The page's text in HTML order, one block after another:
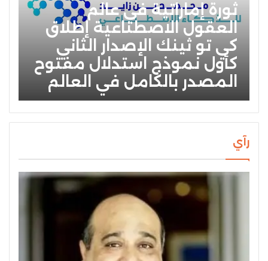
ثورة إماراتية في عالم
العقول الاصطناعية إطلاق
كي تو ثينك الإصدار الثاني
كأول نموذج استدلال مفتوح
المصدر بالكامل في العالم
رآي